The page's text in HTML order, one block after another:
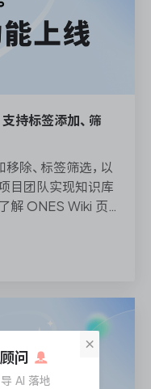
持标签添加、筛
除、标签筛选，以
目团队实现知识库
解 ONES Wiki 页
了解新功能详
×
问
AI 落地